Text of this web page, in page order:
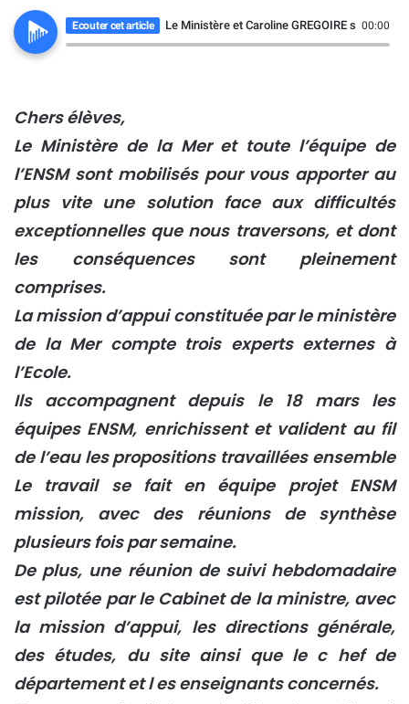
Ecouter cet article Le Ministère et Caroline GREGOIRE 00:00
Chers élèves,
Le Ministère de la Mer et toute l’équipe de
l’ENSM sont mobilisés pour vous apporter au
plus vite une solution face aux difficultés
exceptionnelles que nous traversons, et dont
les conséquences sont pleinement
comprises.
La mission d’appui constituée par le ministère
de la Mer compte trois experts externes à
l’Ecole.
Ils accompagnent depuis le 18 mars les
équipes ENSM, enrichissent et valident au fil
de l’eau les propositions travaillées ensemble
Le travail se fait en équipe projet ENSM
mission, avec des réunions de synthèse
plusieurs fois par semaine.
De plus, une réunion de suivi hebdomadaire
est pilotée par le Cabinet de la ministre, avec
la mission d’appui, les directions générale,
des études, du site ainsi que le c hef de
département et l es enseignants concernés.